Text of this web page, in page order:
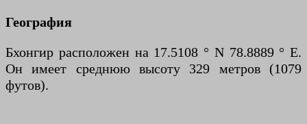
География
Бхонгир расположен на 17.5108 ° N 78.8889 ° E.
Он имеет среднюю высоту 329 метров (1079
футов).